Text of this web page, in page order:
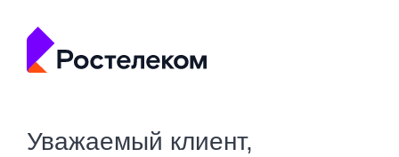
Уважаемый клиент,